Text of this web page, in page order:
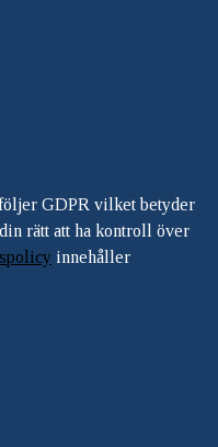
GDPR vilket betyder
rätt att ha kontroll över
innehåller